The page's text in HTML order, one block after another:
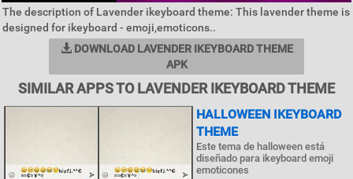
The description of Lavender ikeyboard theme: This lavender theme is
designed for ikeyboard - emoji,emoticons..
DOWNLOAD LAVENDER IKEYBOARD THEME
APK
SIMILAR APPS TO LAVENDER IKEYBOARD THEME
HALLOWEEN IKEYBOARD
THEME
Este tema de halloween está
diseñado para ikeyboard emoji
emoticones